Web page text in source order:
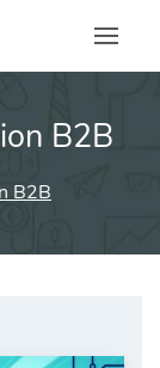
B2B
B2B